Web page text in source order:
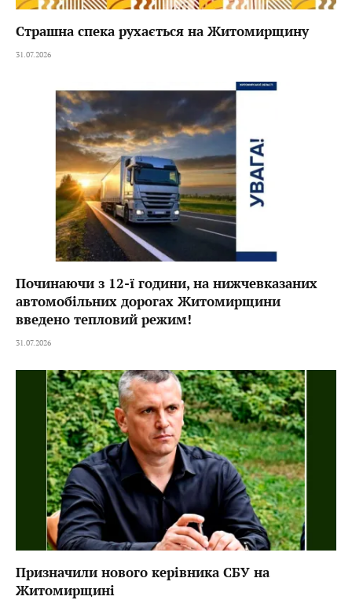
Страшна спека рухається на Житомирщину
31.07.2026
Починаючи з 12-ї години, на нижчевказаних
автомобільних дорогах Житомирщини
введено тепловий режим!
31.07.2026
Призначили нового керівника СБУ на
Житомирщині